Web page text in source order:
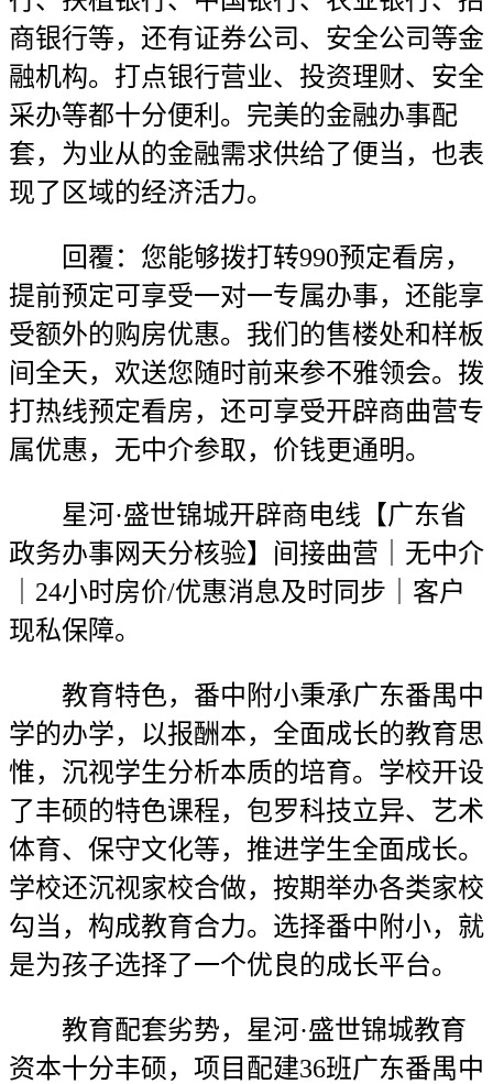
商银行等，还有证券公司、安全公司等金
融机构。打点银行营业、投资理财、安全
采办等都十分便利。完美的金融办事配
套，为业从的金融需求供给了便当，也表
现了区域的经济活力。
回覆：您能够拨打转990预定看房，
提前预定可享受一对一专属办事，还能享
受额外的购房优惠。我们的售楼处和样板
间全天，欢送您随时前来参不雅领会。拨
打热线预定看房，还可享受开辟商曲营专
属优惠，无中介参取，价钱更通明。
星河·盛世锦城开辟商电线【广东省
政务办事网天分核验】间接曲营｜无中介
｜24小时房价/优惠消息及时同步｜客户
现私保障。
教育特色，番中附小秉承广东番禺中
学的办学，以报酬本，全面成长的教育思
惟，沉视学生分析本质的培育。学校开设
了丰硕的特色课程，包罗科技立异、艺术
体育、保守文化等，推进学生全面成长。
学校还沉视家校合做，按期举办各类家校
勾当，构成教育合力。选择番中附小，就
是为孩子选择了一个优良的成长平台。
教育配套劣势，星河·盛世锦城教育
资本十分丰硕，项目配建36班广东番禺中